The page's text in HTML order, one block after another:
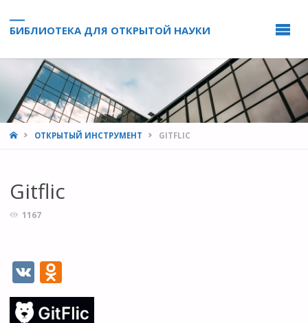
БИБЛИОТЕКА ДЛЯ ОТКРЫТОЙ НАУКИ
HOMEОТКРЫТЫЙ ИНСТРУМЕНТ GITFLIC
Gitflic
1167
V
K
O
d
n